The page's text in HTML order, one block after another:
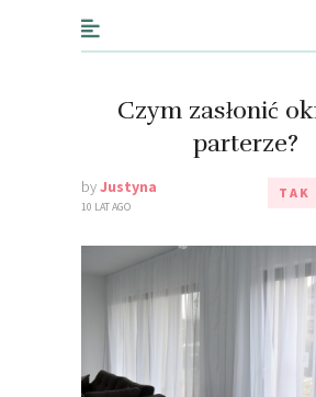
Czym zasłonić
parterze?
byJustyna
10 LAT AGO
TAK